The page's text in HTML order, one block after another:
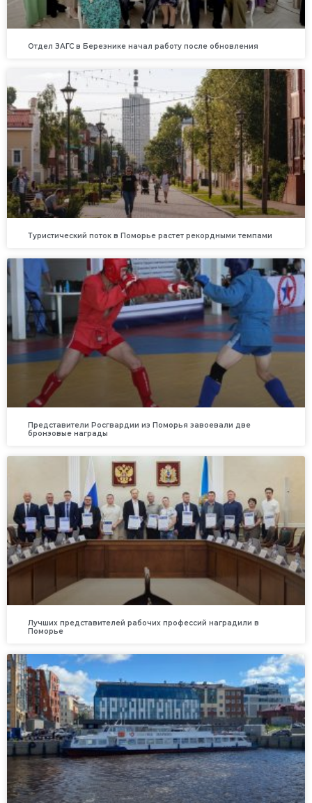
Отдел ЗАГС в Березнике начал работу после обновления
Туристический поток в Поморье растет рекордными темпами
Представители Росгвардии из Поморья завоевали две
бронзовые награды
Лучших представителей рабочих профессий наградили в
Поморье